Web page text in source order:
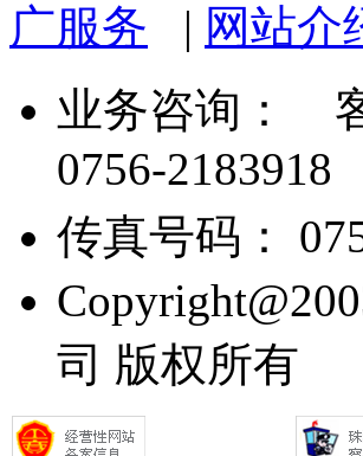
广服务 | 网站介
业务咨询：
0756-2183918
传真号码：
司 版权所有